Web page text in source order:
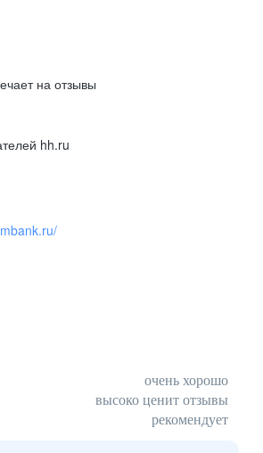
на отзывы
hh.ru
очень хорошо
высоко ценит отзывы
рекомендует